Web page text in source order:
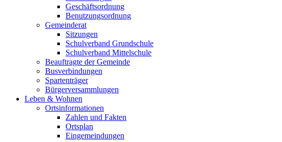
Geschäftsordnung
Benutzungsordnung
Gemeinderat
Sitzungen
Schulverband Grundschule
Schulverband Mittelschule
Beauftragte der Gemeinde
Busverbindungen
Spartenträger
Bürgerversammlungen
Leben & Wohnen
Ortsinformationen
Zahlen und Fakten
Ortsplan
Eingemeindungen